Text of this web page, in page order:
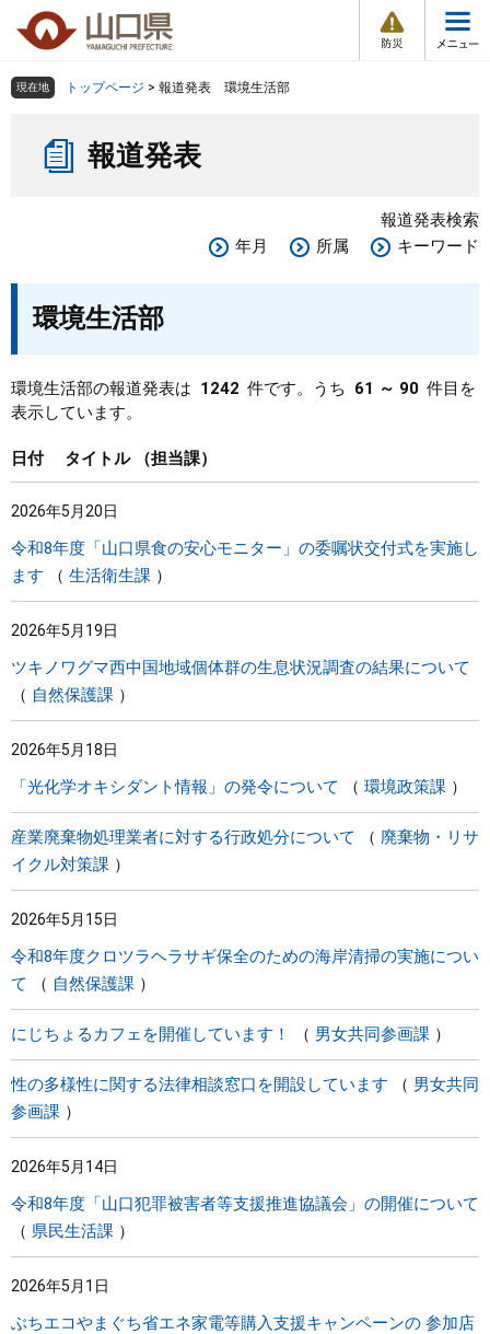
の
ー
メ
組織で探す
Other Languages
くらし・環境
教育・文化・スポーツ
しごと・産業・観光
県政情報
現在地 トップページ > 報道発表 環境生活部
報道発表
報道発表検索
年月
所属 キーワード
環境生活部
環境生活部の報道発表は 1242 件です。うち 61 ～ 90 件目を
表示しています。
日付 タイトル 担当課
2026年5月20日
令和8年度「山口県食の安心モニター」の委嘱状交付式を実施し
ます
生活衛生課
2026年5月19日
ツキノワグマ西中国地域個体群の生息状況調査の結果について
自然保護課
2026年5月18日
「光化学オキシダント情報」の発令について 環境政策課
産業廃棄物処理業者に対する行政処分について
廃棄物・リサ
イクル対策課
2026年5月15日
令和8年度クロツラヘラサギ保全のための海岸清掃の実施につい
て
自然保護課
にじちょるカフェを開催しています！ 男女共同参画課
性の多様性に関する法律相談窓口を開設しています
男女共同
参画課
2026年5月14日
令和8年度「山口犯罪被害者等支援推進協議会」の開催について
県民生活課
2026年5月1日
ぶちエコやまぐち省エネ家電等購入支援キャンペーンの 参加店